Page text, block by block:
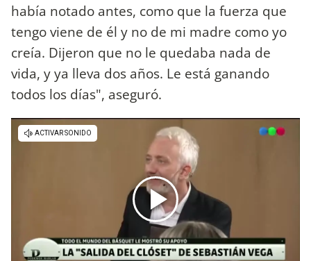
había notado antes, como que la fuerza que
tengo viene de él y no de mi madre como yo
creía. Dijeron que no le quedaba nada de
vida, y ya lleva dos años. Le está ganando
todos los días", aseguró.